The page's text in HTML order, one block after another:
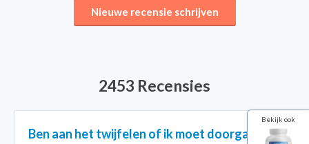
Nieuwe recensie schrijven
2453 Recensies
Ben aan het twijfelen of ik moet doorgaan
Bekijk ook